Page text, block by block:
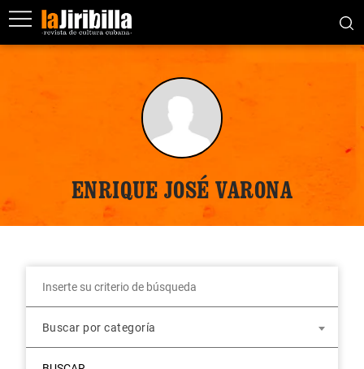
ENRIQUE JOSÉ VARONA
Buscar por categoría